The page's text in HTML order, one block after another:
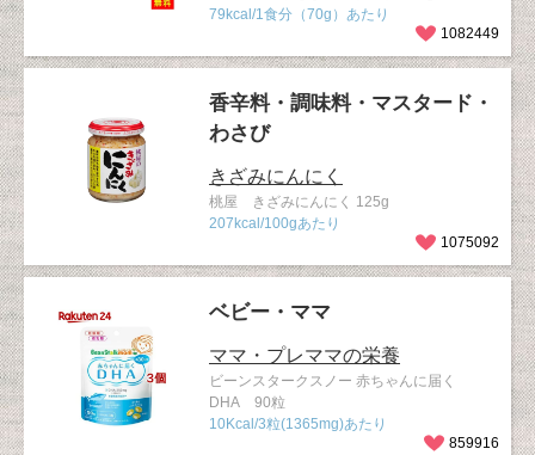
79kcal/1食分（70g）あたり
1082449
香辛料・調味料・マスタード・
わさび
きざみにんにく
桃屋 きざみにんにく 125g
207kcal/100gあたり
1075092
ベビー・ママ
ママ・プレママの栄養
ビーンスタークスノー 赤ちゃんに届く
DHA 90粒
10Kcal/3粒(1365mg)あたり
859916